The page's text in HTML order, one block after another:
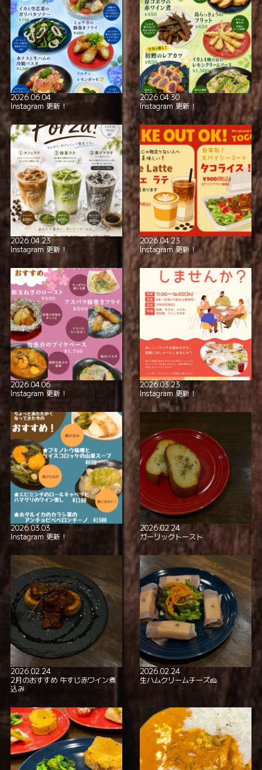
極上の美酒と
本格イタリアン！
2026.06.04
Instagram 更新！
2026.04.30
Instagram 更新！
2026.04.23
Instagram 更新！
2026.04.23
Instagram 更新！
2026.04.06
Instagram 更新！
2026.03.23
Instagram 更新！
2026.03.03
Instagram 更新！
2026.02.24
ガーリックトースト
2026.02.24
2月のおすすめ 牛すじ赤ワイン煮
込み
2026.02.24
生ハムクリームチーズ🧀